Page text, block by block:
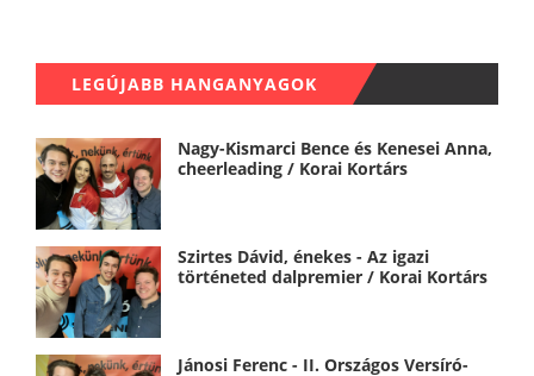
LEGÚJABB HANGANYAGOK
Nagy-Kismarci Bence és Kenesei Anna,
cheerleading / Korai Kortárs
Szirtes Dávid, énekes - Az igazi
történeted dalpremier / Korai Kortárs
Jánosi Ferenc - II. Országos Versíró-